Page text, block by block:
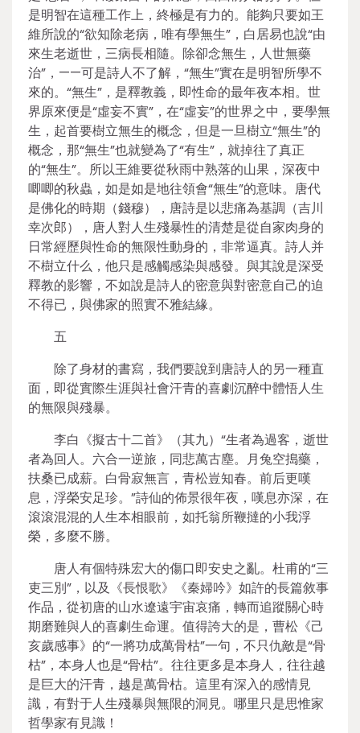
是明智在這種工作上，終極是有力的。能夠只要如王
維所說的“欲知除老病，唯有學無生”，白居易也說“由
來生老逝世，三病長相隨。除卻念無生，人世無藥
治”，——可是詩人不了解，“無生”實在是明智所學不
來的。“無生”，是釋教義，即性命的最年夜本相。世
界原來便是“虛妄不實”，在“虛妄”的世界之中，要學無
生，起首要樹立無生的概念，但是一旦樹立“無生”的
概念，那“無生”也就變為了“有生”，就掉往了真正
的“無生”。所以王維要從秋雨中熟落的山果，深夜中
唧唧的秋蟲，如是如是地往領會“無生”的意味。唐代
是佛化的時期（錢穆），唐詩是以悲痛為基調（吉川
幸次郎），唐人對人生殘暴性的清楚是從自家肉身的
日常經歷與性命的無限性動身的，非常逼真。詩人并
不樹立什么，他只是感觸感染與感發。與其說是深受
釋教的影響，不如說是詩人的密意與對密意自己的迫
不得已，與佛家的照實不雅結緣。
五
除了身材的書寫，我們要說到唐詩人的另一種直
面，即從實際生涯與社會汗青的喜劇沉醉中體悟人生
的無限與殘暴。
李白《擬古十二首》（其九）“生者為過客，逝世
者為回人。六合一逆旅，同悲萬古塵。月兔空搗藥，
扶桑已成薪。白骨寂無言，青松豈知春。前后更嘆
息，浮榮安足珍。”詩仙的佈景很年夜，嘆息亦深，在
滾滾混混的人生本相眼前，如托翁所鞭撻的小我浮
榮，多麼不勝。
唐人有個特殊宏大的傷口即安史之亂。杜甫的“三
吏三別”，以及《長恨歌》《秦婦吟》如許的長篇敘事
作品，從初唐的山水遼遠宇宙哀痛，轉而追蹤關心時
期磨難與人的喜劇生命運。值得誇大的是，曹松《己
亥歲感事》的“一將功成萬骨枯”一句，不只仇敵是“骨
枯”，本身人也是“骨枯”。往往更多是本身人，往往越
是巨大的汗青，越是萬骨枯。這里有深入的感情見
識，有對于人生殘暴與無限的洞見。哪里只是思惟家
哲學家有見識！